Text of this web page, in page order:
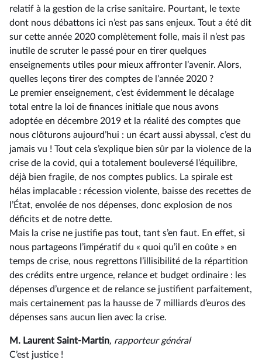
relatif à la gestion de la crise sanitaire. Pourtant, le texte
dont nous débattons ici n’est pas sans enjeux. Tout a été dit
sur cette année 2020 complètement folle, mais il n’est pas
inutile de scruter le passé pour en tirer quelques
enseignements utiles pour mieux affronter l’avenir. Alors,
quelles leçons tirer des comptes de l’année 2020 ?
Le premier enseignement, c’est évidemment le décalage
total entre la loi de finances initiale que nous avons
adoptée en décembre 2019 et la réalité des comptes que
nous clôturons aujourd’hui : un écart aussi abyssal, c’est du
jamais vu ! Tout cela s’explique bien sûr par la violence de la
crise de la covid, qui a totalement bouleversé l’équilibre,
déjà bien fragile, de nos comptes publics. La spirale est
hélas implacable : récession violente, baisse des recettes de
l’État, envolée de nos dépenses, donc explosion de nos
déficits et de notre dette.
Mais la crise ne justifie pas tout, tant s’en faut. En effet, si
nous partageons l’impératif du « quoi qu’il en coûte » en
temps de crise, nous regrettons l’illisibilité de la répartition
des crédits entre urgence, relance et budget ordinaire : les
dépenses d’urgence et de relance se justifient parfaitement,
mais certainement pas la hausse de 7 milliards d’euros des
dépenses sans aucun lien avec la crise.
M. Laurent Saint-Martin, rapporteur général
C’est justice !